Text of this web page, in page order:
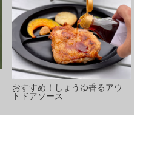
おすすめ！しょうゆ香るアウ
トドアソース